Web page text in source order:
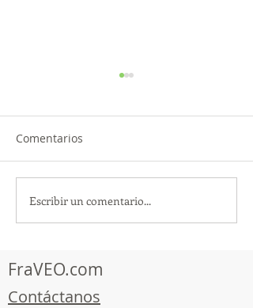
¡Acapulco y Guerrero se
Visten de Fiesta!
Comentarios
Escribir un comentario...
FraVEO.com
Contáctanos